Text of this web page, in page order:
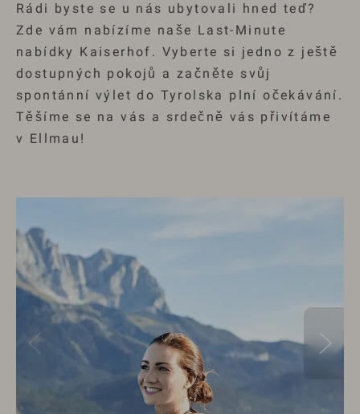
Rádi byste se u nás ubytovali hned teď?
Zde vám nabízíme naše Last-Minute
nabídky Kaiserhof. Vyberte si jedno z ještě
dostupných pokojů a začněte svůj
spontánní výlet do Tyrolska plní očekávání.
Těšíme se na vás a srdečně vás přivítáme
v Ellmau!